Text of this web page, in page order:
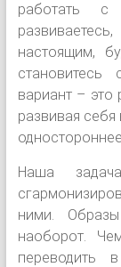
работать
настоящим,
становитесь
вариант – это
развивая себя
Наша
ними.
наоборот.
переводить